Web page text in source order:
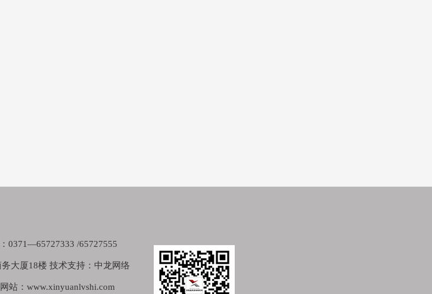
0371—65727333 /65727555
大厦18楼 技术支持：中龙网络
站：www.xinyuanlvshi.com